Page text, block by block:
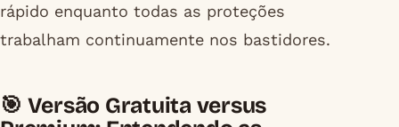
rápido enquanto todas as proteções
trabalham continuamente nos bastidores.
🎯 Versão Gratuita versus